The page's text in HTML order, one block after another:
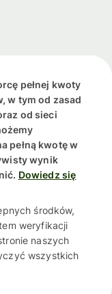
pełnej kwoty
w tym od zasad
od sieci
pełną kwotę w
wynik
Dowiedz się
środków,
weryfikacji
naszych
wszystkich